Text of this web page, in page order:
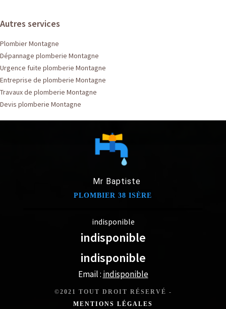
Autres services
Plombier Montagne
Dépannage plomberie Montagne
Urgence fuite plomberie Montagne
Entreprise de plomberie Montagne
Travaux de plomberie Montagne
Devis plomberie Montagne
Mr Baptiste
PLOMBIER 38 ISÈRE
indisponible
indisponible
indisponible
Email : indisponible
©2021 TOUT DROIT RÉSERVÉ -
MENTIONS LÉGALES